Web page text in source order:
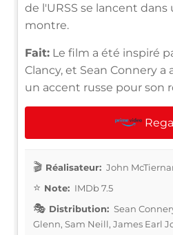
de l'URSS se lancent
montre.
Fait: Le film a été inspiré
Clancy, et Sean Connery a
un accent russe pour son
Réalisateur: John
Note: IMDb 7.5
Distribution: Sean
Glenn, Sam Neill, James Earl